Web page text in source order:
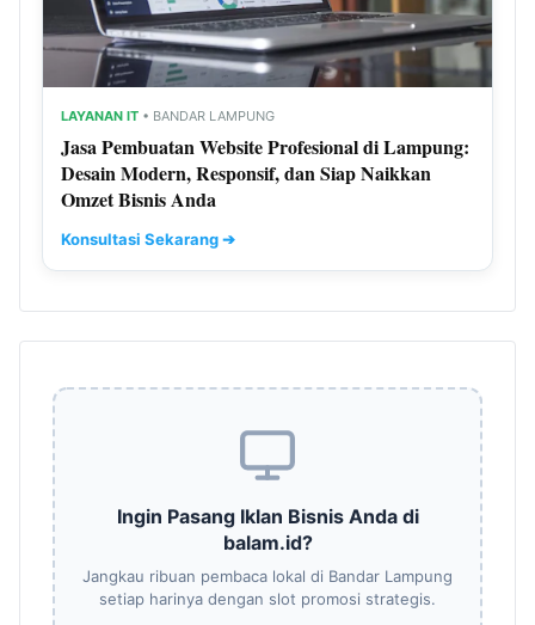
LAYANAN IT • BANDAR LAMPUNG
Jasa Pembuatan Website Profesional di Lampung:
Desain Modern, Responsif, dan Siap Naikkan
Omzet Bisnis Anda
Konsultasi Sekarang ➔
Ingin Pasang Iklan Bisnis Anda di
balam.id?
Jangkau ribuan pembaca lokal di Bandar Lampung
setiap harinya dengan slot promosi strategis.